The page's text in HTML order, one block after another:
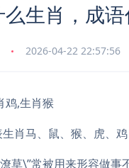
生肖，成
2026-04-22 22:57:56
鸡,生肖猴
肖马、鼠、猴、虎、鸡
草\”常被用来形容做